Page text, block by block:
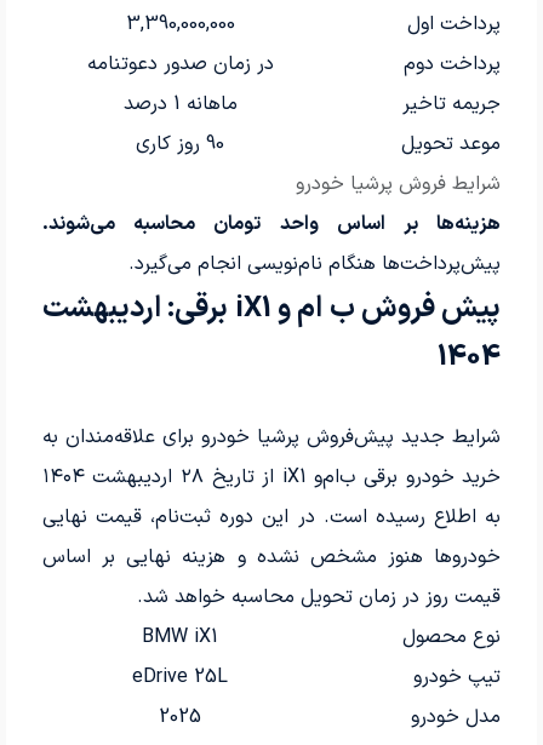
شرایط فروش پرشیا خودرو
پرداخت اول
3,390,000,000
پرداخت دوم
در زمان صدور دعوتنامه
جریمه تاخیر
ماهانه 1 درصد
موعد تحویل
90 روز کاری
هزینه‌ها بر اساس واحد تومان محاسبه می‌شوند.
پیش‌پرداخت‌ها هنگام نام‌نویسی انجام می‌گیرد.
پیش فروش ب ام و iX1 برقی: اردیبهشت
1404
شرایط جدید پیش‌فروش پرشیا خودرو برای علاقه‌مندان به
خرید خودرو برقی ب‌ام‌و iX1 از تاریخ ۲۸ اردیبهشت ۱۴۰۴
به اطلاع رسیده است. در این دوره ثبت‌نام، قیمت نهایی
خودروها هنوز مشخص نشده و هزینه نهایی بر اساس
قیمت روز در زمان تحویل محاسبه خواهد شد.
نوع محصول
BMW iX1
تیپ خودرو
eDrive 25L
مدل خودرو
2025